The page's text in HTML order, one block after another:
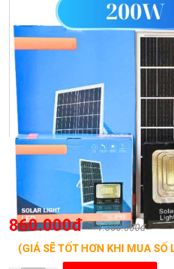
860.000đ 1.300.000đ
(GIÁ SẼ TỐT HƠN KHI MUA SỐ